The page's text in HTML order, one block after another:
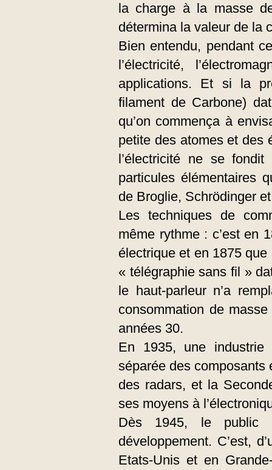
la charge à la masse
détermina la valeur de la
Bien entendu, pendant
l’électricité,
applications. Et si la
filament de Carbone)
qu’on commença à
petite des atomes et des
l’électricité ne se
particules élémentaires
de Broglie, Schrödinger
Les techniques de
même rythme : c’est en
électrique et en 1875
« télégraphie sans fil »
le haut-parleur n’a
consommation de
années 30.
En 1935, une
séparée des composants
des radars, et la
ses moyens à
Dès 1945, le public
développement. C’est,
Etats-Unis et en